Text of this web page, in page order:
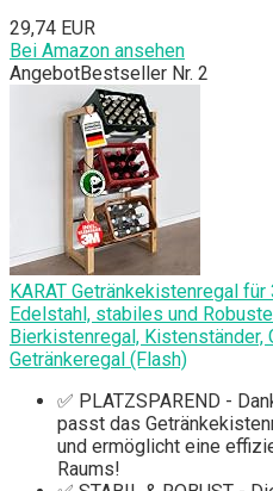
29,74 EUR
Bei Amazon ansehen
AngebotBestseller Nr. 2
KARAT Getränkekistenregal
Edelstahl, stabiles und
Bierkistenregal, Kistenständer,
Getränkeregal (Flash)
✅ PLATZSPAREND -
passt das
und ermöglicht eine
Raums!